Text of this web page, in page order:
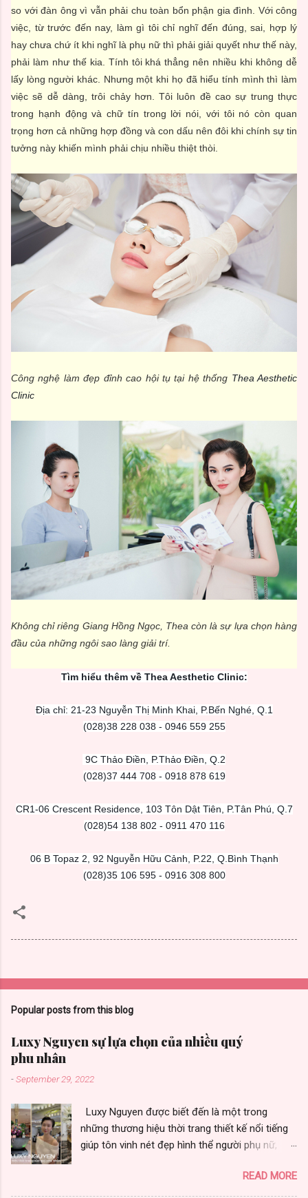
so với đàn ông vì vẫn phải chu toàn bổn phận gia đình. Với công
việc, từ trước đến nay, làm gì tôi chỉ nghĩ đến đúng, sai, hợp lý
hay chưa chứ ít khi nghĩ là phụ nữ thì phải giải quyết như thế này,
phải làm như thế kia. Tính tôi khá thẳng nên nhiều khi không dễ
lấy lòng người khác. Nhưng một khi họ đã hiểu tính mình thì làm
việc sẽ dễ dàng, trôi chảy hơn. Tôi luôn đề cao sự trung thực
trong hạnh động và chữ tín trong lời nói, với tôi nó còn quan
trọng hơn cả những hợp đồng và con dấu nên đôi khi chính sự tin
tưởng này khiến mình phải chịu nhiều thiệt thòi.
Công nghệ làm đẹp đỉnh cao hội tụ tại hệ thống Thea Aesthetic
Clinic
Không chỉ riêng Giang Hồng Ngọc, Thea còn là sự lựa chọn hàng
đầu của những ngôi sao làng giải trí.
Tìm hiểu thêm về Thea Aesthetic Clinic:
Địa chỉ: 21-23 Nguyễn Thị Minh Khai, P.Bến Nghé, Q.1
(028)38 228 038 - 0946 559 255
9C Thảo Điền, P.Thảo Điền, Q.2
(028)37 444 708 - 0918 878 619
CR1-06 Crescent Residence, 103 Tôn Dật Tiên, P.Tân Phú, Q.7
(028)54 138 802 - 0911 470 116
06 B Topaz 2, 92 Nguyễn Hữu Cảnh, P.22, Q.Bình Thạnh
(028)35 106 595 - 0916 308 800
Popular posts from this blog
Luxy Nguyen sự lựa chọn của nhiều quý
phu nhân
-September 29, 2022
Luxy Nguyen được biết đến là một trong
những thương hiệu thời trang thiết kế nổi tiếng
giúp tôn vinh nét đẹp hình thể người phụ nữ,
đẹp sang trọng. Thương hiệu thời trang Luxy
Nguyen gây ấn tượng bởi chất lượng và sự đa
READ MORE